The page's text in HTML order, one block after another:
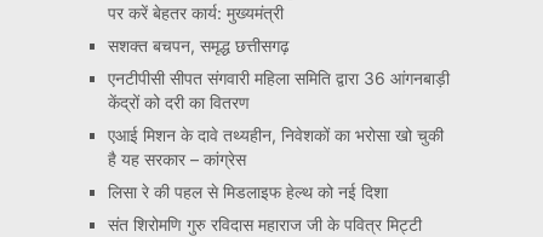
पर करें बेहतर कार्य: मुख्यमंत्री
सशक्त बचपन, समृद्ध छत्तीसगढ़
एनटीपीसी सीपत संगवारी महिला समिति द्वारा 36 आंगनबाड़ी
केंद्रों को दरी का वितरण
एआई मिशन के दावे तथ्यहीन, निवेशकों का भरोसा खो चुकी
है यह सरकार – कांग्रेस
लिसा रे की पहल से मिडलाइफ हेल्थ को नई दिशा
संत शिरोमणि गुरु रविदास महाराज जी के पवित्र मिट्टी